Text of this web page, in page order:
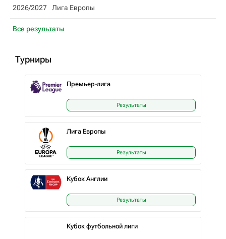
2026/2027 Лига Европы
Все результаты
Турниры
Премьер-лига
Результаты
Лига Европы
Результаты
Кубок Англии
Результаты
Кубок футбольной лиги